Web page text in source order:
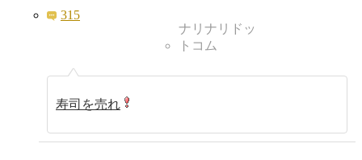
315
ナリナリドッ
トコム
寿司を売れ